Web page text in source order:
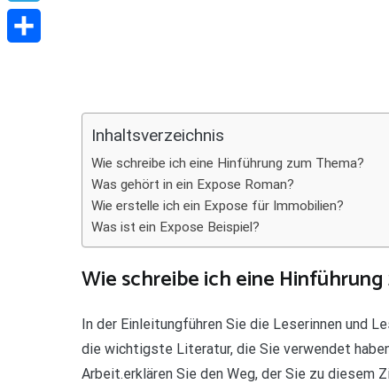
Inhaltsverzeichnis
Wie schreibe ich eine Hinführung zum Thema?
Was gehört in ein Expose Roman?
Wie erstelle ich ein Expose für Immobilien?
Was ist ein Expose Beispiel?
Wie schreibe ich eine
In der Einleitungführen Sie die Leserinnen und
die wichtigste Literatur, die Sie verwendet
Arbeit.erklären Sie den Weg, der Sie zu diesem
Telegram